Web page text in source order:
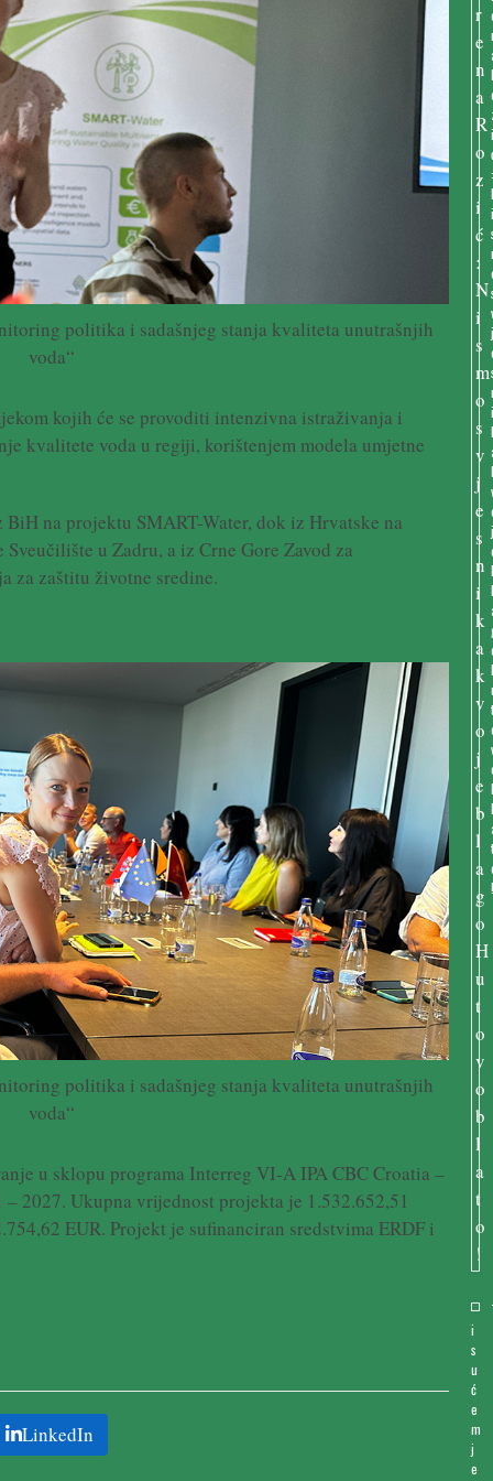
politika i sadašnjeg stanja kvaliteta unutrašnjih
voda“
kojih će se provoditi intenzivna istraživanja i
kvalitete voda u regiji, korištenjem modela umjetne
na projektu SMART-Water, dok iz Hrvatske na
u Zadru, a iz Crne Gore Zavod za
za zaštitu životne sredine.
politika i sadašnjeg stanja kvaliteta unutrašnjih
voda“
u sklopu programa Interreg VI-A IPA CBC Croatia –
2027. Ukupna vrijednost projekta je 1.532.652,51
EUR. Projekt je sufinanciran sredstvima ERDF i
LinkedIn
i
:
i
j
i
j
l
t
l
t
!
i
s
u
ć
e
m
j
e